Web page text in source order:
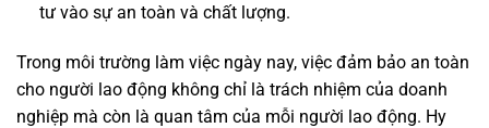
tư vào sự an toàn và chất lượng.
Trong môi trường làm việc ngày nay, việc đảm bảo an toàn
cho người lao động không chỉ là trách nhiệm của doanh
nghiệp mà còn là quan tâm của mỗi người lao động. Hy